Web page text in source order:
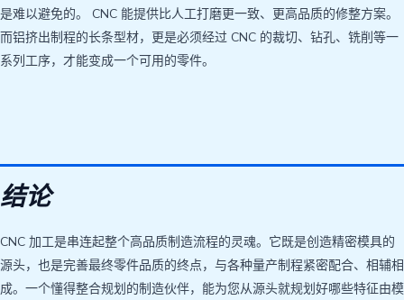
是难以避免的。 CNC 能提供比人工打磨更一致、更高品质的修整方案。
而铝挤出制程的长条型材，更是必须经过 CNC 的裁切、钻孔、铣削等一
系列工序，才能变成一个可用的零件。
结论
CNC 加工是串连起整个高品质制造流程的灵魂。它既是创造精密模具的
源头，也是完善最终零件品质的终点，与各种量产制程紧密配合、相辅相
成。一个懂得整合规划的制造伙伴，能为您从源头就规划好哪些特征由模